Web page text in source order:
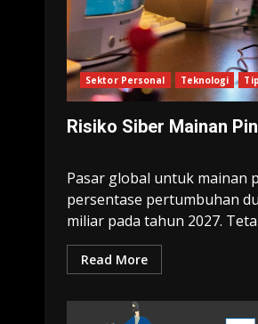
Sektor Personal Teknologi
Risiko Siber Mainan
Pasar global untuk mainan
persentase pertumbuhan
miliar pada tahun 2027.
Read More